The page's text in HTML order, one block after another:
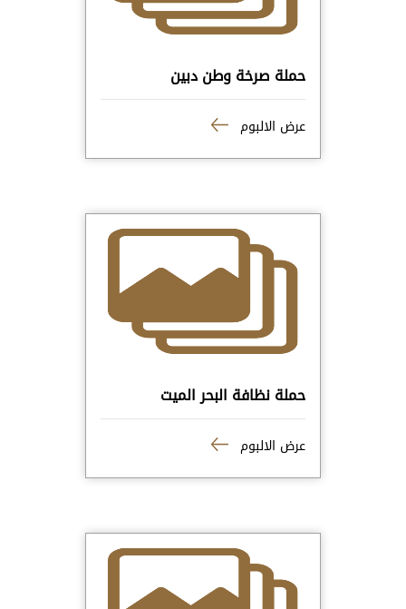
حملة صرخة وطن دبين
عرض الالبوم
حملة نظافة البحر الميت
عرض الالبوم